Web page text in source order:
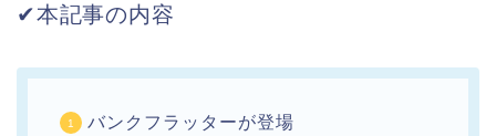
✔︎本記事の内容
バンクフラッターが登場